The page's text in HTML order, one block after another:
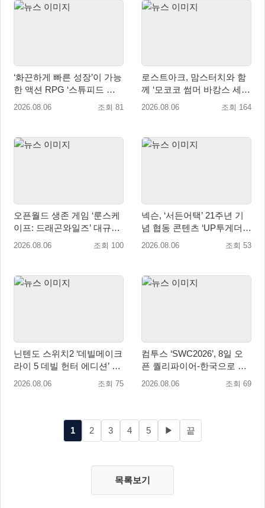
‘화끈하게 빠른 성장’이 가능
한 액션 RPG ‘스튜피드 네
버 다이즈’ 패키지판 예약판
2026.08.06 조회 81
로스트아크, 맘스터치와 함
께 ‘모코코 썸머 바캉스 세
트’ 출시
2026.08.06 조회 164
오픈월드 생존 게임 ‘룬스케
이프: 드래곤와일즈’ 대규모
유저 편의성 개선 및 사이드
2026.08.06 조회 100
넥슨, ‘서든어택’ 21주년 기
념 협동 콘텐츠 ‘UP투게더’
업데이트
2026.08.06 조회 53
닌텐도 스위치2 ‘데빌메이크
라이 5 데빌 헌터 에디션’ 패
키지 제품 8월 7일 예약판매
2026.08.06 조회 75
컴투스 ‘SWC2026’, 8일 오
픈 퀄리파이어-한국으로 시
즌 개막!
2026.08.06 조회 69
1 2 3 4 5 ▶ 끝
목록보기